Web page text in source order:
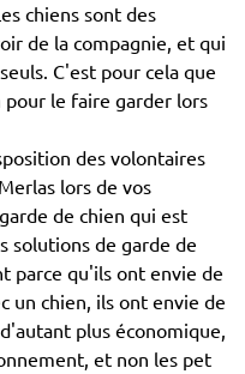
chiens sont des
de la compagnie, et qui
C'est pour cela que
le faire garder lors
des volontaires
lors de vos
de chien qui est
solutions de garde de
parce qu'ils ont envie de
un chien, ils ont envie de
plus économique,
et non les pet